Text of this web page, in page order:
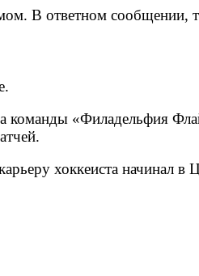
В ответном сообщении,
команды «Филадельфия
хоккеиста начинал